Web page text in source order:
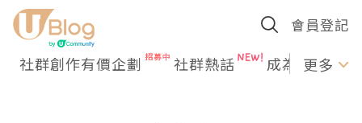
會員登記
社群創作有價企劃 社群熱話 成為U更多